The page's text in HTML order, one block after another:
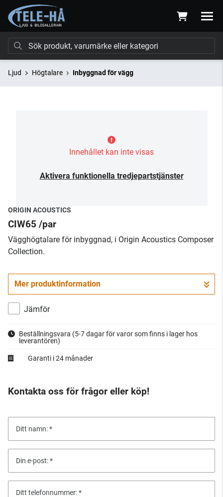
Ljud Högtalare Inbyggnad för vägg
Innehållet kan inte visas
Aktivera funktionella tredjepartstjänster
ORIGIN ACOUSTICS
CIW65 /par
​Vägghögtalare för inbyggnad, i Origin Acoustics Composer
Collection.
Mer produktinformation
Jämför
Beställningsvara (5-7 dagar för varor som finns i lager hos
leverantören)
Garanti i 24 månader
Kontakta oss för frågor eller köp!
Ditt namn:
Din e-post:
Ditt telefonnummer: